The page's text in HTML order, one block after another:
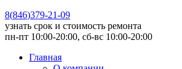
8(846)379-21-09
узнать срок и стоимость ремонта
пн-пт 10:00-20:00, сб-вс 10:00-20:00
Главная